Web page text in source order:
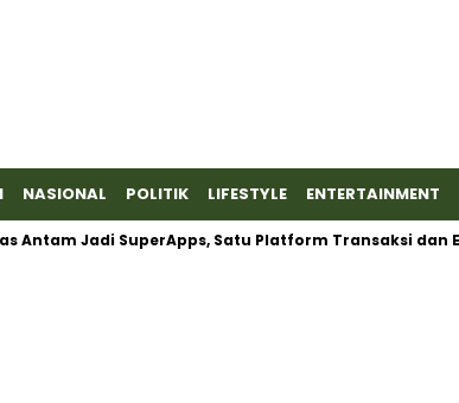
NASIONAL POLITIK LIFESTYLE ENTERTAINMENT
Jadi SuperApps, Satu Platform Transaksi dan Edukasi